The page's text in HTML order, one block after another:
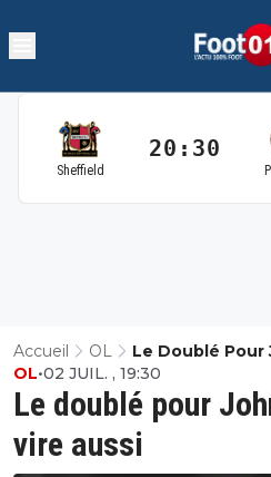
Sheffield
20:30
Accueil OL
Le Doublé
Aussi
Le doublé pour
vire aussi
OL•02 JUIL. , 19:30